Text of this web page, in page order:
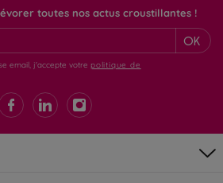
toutes nos actus croustillantes !
OK
email, j'accepte votre politique de